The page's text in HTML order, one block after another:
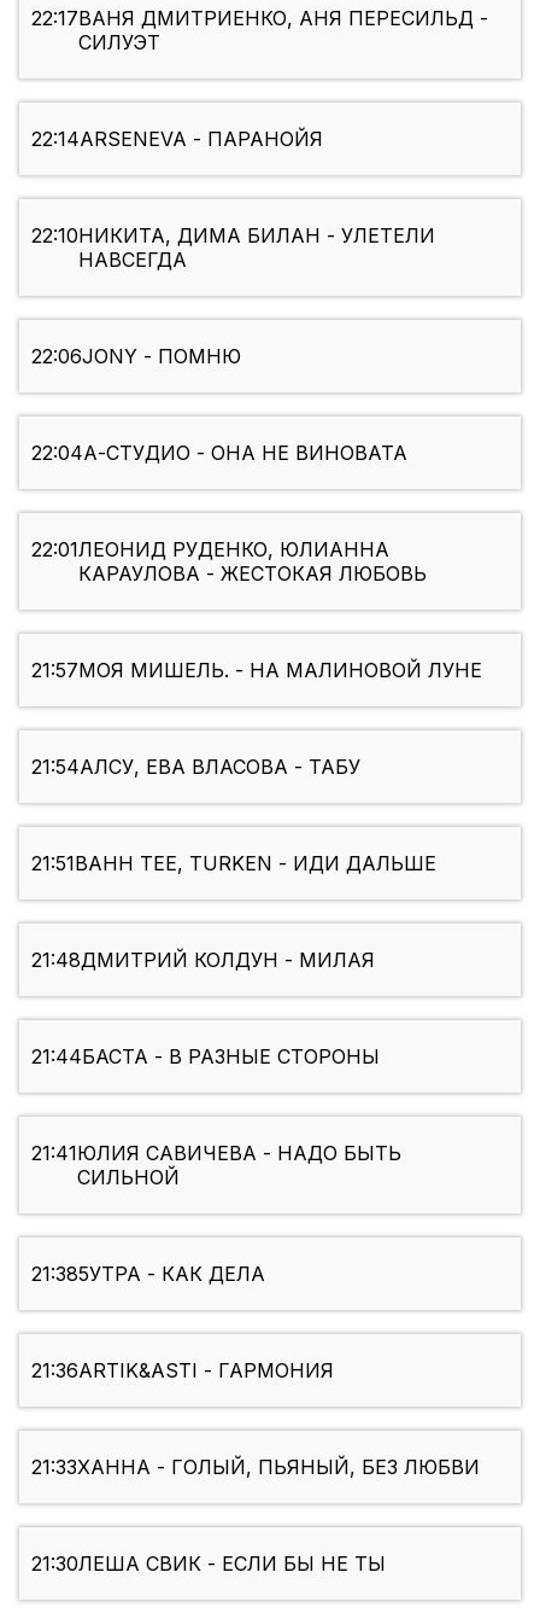
22:17ВАНЯ ДМИТРИЕНКО, АНЯ ПЕРЕСИЛЬД -
СИЛУЭТ
22:14ARSENEVA - ПАРАНОЙЯ
22:10НИКИТА, ДИМА БИЛАН - УЛЕТЕЛИ
НАВСЕГДА
22:06JONY - ПОМНЮ
22:04А-СТУДИО - ОНА НЕ ВИНОВАТА
22:01ЛЕОНИД РУДЕНКО, ЮЛИАННА
КАРАУЛОВА - ЖЕСТОКАЯ ЛЮБОВЬ
21:57МОЯ МИШЕЛЬ. - НА МАЛИНОВОЙ ЛУНЕ
21:54АЛСУ, ЕВА ВЛАСОВА - ТАБУ
21:51BAHH TEE, TURKEN - ИДИ ДАЛЬШЕ
21:48ДМИТРИЙ КОЛДУН - МИЛАЯ
21:44БАСТА - В РАЗНЫЕ СТОРОНЫ
21:41ЮЛИЯ САВИЧЕВА - НАДО БЫТЬ
СИЛЬНОЙ
21:385УТРА - КАК ДЕЛА
21:36ARTIK&ASTI - ГАРМОНИЯ
21:33ХАННА - ГОЛЫЙ, ПЬЯНЫЙ, БЕЗ ЛЮБВИ
21:30ЛЕША СВИК - ЕСЛИ БЫ НЕ ТЫ